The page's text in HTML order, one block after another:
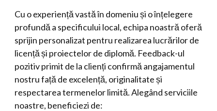
Cu o experiență vastă în domeniu și o înțelegere
profundă a specificului local, echipa noastră oferă
sprijin personalizat pentru realizarea lucrărilor de
licență și proiectelor de diplomă. Feedback-ul
pozitiv primit de la clienți confirmă angajamentul
nostru față de excelență, originalitate și
respectarea termenelor limită. Alegând serviciile
noastre, beneficiezi de: